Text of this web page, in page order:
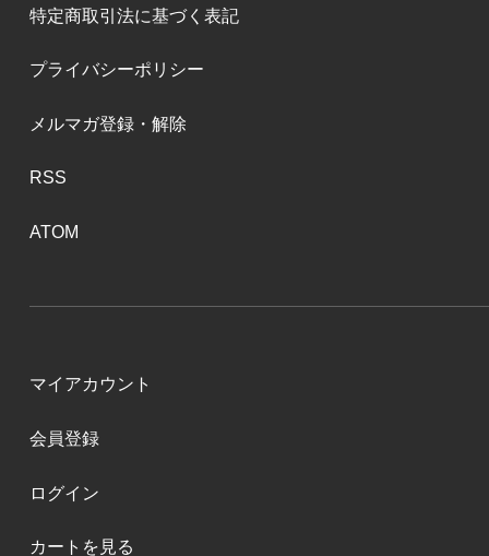
特定商取引法に基づく表記
プライバシーポリシー
メルマガ登録・解除
RSS
ATOM
マイアカウント
会員登録
ログイン
カートを見る